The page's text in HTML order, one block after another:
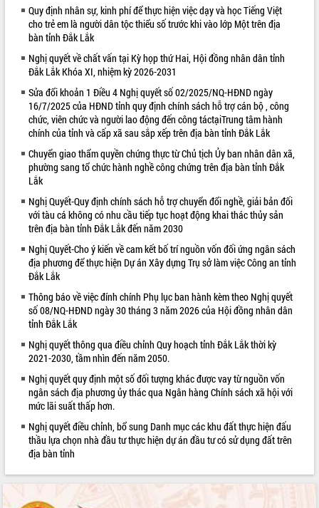
VIDEO
Loading the player...
Khám bệnh, cấp phát thuốc miễn phí
và tặng quà người dân xã Cư Pui
Hội nghị UBND tỉnh Đắk Lắk thường kỳ
tháng 7/2026
Lễ truy tặng danh hiệu “Bà Mẹ Việt
Nam Anh hùng” và trao Huân chương
Lao động
UBND tỉnh Đắk Lắk triển khai nhiệm
vụ 6 tháng cuối năm 2026
Kỳ họp thứ Hai, Hội đồng nhân dân
tỉnh khóa XI quyết nghị nhiều nội dung
Bí thư Tỉnh ủy Lương Nguyễn Minh
Triết thăm, tặng quà người có công với
Rà soát, hoàn thiện hệ thống thiết chế
văn hóa, thể thao đáp ứng yêu cầu
phát triển mới
Thường trực HĐND tỉnh Đắk Lắk gặp
mặt Đoàn chuyên gia y tế TP. Hồ Chí
Minh
Lễ truy điệu và an táng hài cốt liệt sĩ
tại Nghĩa trang Liệt sĩ xã Sơn Hòa
Bàn giải pháp tháo gỡ khó khăn trong
xuất khẩu sầu riêng và triển khai quy
định EUDR
ALBUM ẢNH
LIÊN KẾT WEB
Quy định nhân sự, kinh phí để thực hiện việc dạy và học Tiếng Việt
cho trẻ em là người dân tộc thiểu số trước khi vào lớp Một trên địa
bàn tỉnh Đắk Lắk
Nghị quyết về chất vấn tại Kỳ họp thứ Hai, Hội đồng nhân dân tỉnh
Đắk Lắk Khóa XI, nhiệm kỳ 2026-2031
Sửa đổi khoản 1 Điều 4 Nghị quyết số 02/2025/NQ-HĐND ngày
16/7/2025 của HĐND tỉnh quy định chính sách hỗ trợ cán bộ , công
chức, viên chức và người lao động đến công táctạiTrung tâm hành
chính của tỉnh và cấp xã sau sắp xếp trên địa bàn tỉnh Đắk Lắk
Chuyển giao thẩm quyền chứng thực từ Chủ tịch Ủy ban nhân dân xã,
phường sang tổ chức hành nghề công chứng trên địa bàn tỉnh Đắk
Lắk
Nghị Quyết-Quy định chính sách hỗ trợ chuyển đổi nghề, giải bản đối
với tàu cá không có nhu cầu tiếp tục hoạt động khai thác thủy sản
trên địa bàn tỉnh Đắk Lắk đến năm 2030
Nghị Quyết-Cho ý kiến về cam kết bố trí nguồn vốn đối ứng ngân sách
địa phương để thực hiện Dự án Xây dựng Trụ sở làm việc Công an tỉnh
Đắk Lắk
Thông báo về việc đính chính Phụ lục ban hành kèm theo Nghị quyết
số 08/NQ-HĐND ngày 30 tháng 3 năm 2026 của Hội đồng nhân dân
tỉnh Đắk Lắk
Nghị quyết thông qua điều chỉnh Quy hoạch tỉnh Đắk Lắk thời kỳ
2021-2030, tầm nhìn đến năm 2050.
Nghị quyết quy định một số đối tượng khác được vay từ nguồn vốn
ngân sách địa phương ủy thác qua Ngân hàng Chính sách xã hội với
mức lãi suất thấp hơn.
Nghị quyết điều chỉnh, bổ sung Danh mục các khu đất thực hiện đấu
thầu lựa chọn nhà đầu tư thực hiện dự án đầu tư có sử dụng đất trên
địa bàn tỉnh